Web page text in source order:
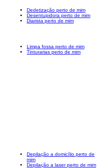
Dedetização perto de mim
Desentupidora perto de mim
Diarista perto de mim
Limpa fossa perto de mim
Tinturarias perto de mim
Depilação a domicílio perto de
mim
Depilação a laser perto de mim